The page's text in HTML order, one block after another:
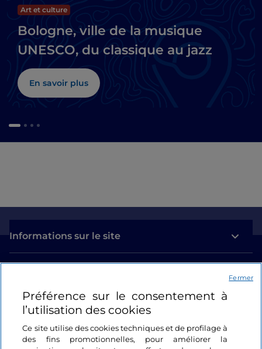
Art et culture
Bologne, ville de la musique
UNESCO, du classique au jazz
En savoir plus
Informations sur le site
Se connecter
Suivez-nous
Préférence sur le consentement à
l’utilisation des cookies
Ce site utilise des cookies techniques et de profilage à
des fins promotionnelles, pour améliorer la
Fermer